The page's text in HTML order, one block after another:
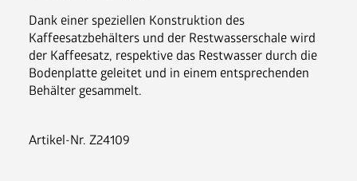
Ansprechpartner
Dank einer speziellen Konstruktion des
Kaffeesatzbehälters und der Restwasserschale wird
der Kaffeesatz, respektive das Restwasser durch die
Bodenplatte geleitet und in einem entsprechenden
Behälter gesammelt.
Artikel-Nr. Z24109